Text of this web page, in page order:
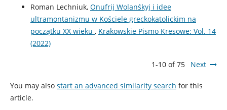
Roman Lechniuk, Onufrij Wolanśkyj i idee
ultramontanizmu w Kościele greckokatolickim na
początku ХХ wieku , Krakowskie Pismo Kresowe: Vol. 14
(2022)
1-10 of 75 Next
You may also start an advanced similarity search for this
article.